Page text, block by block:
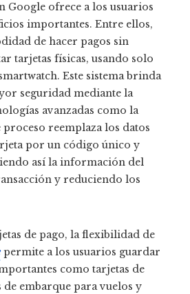
Google ofrece a los usuarios
importantes. Entre ellos,
de hacer pagos sin
tarjetas físicas, usando solo
Este sistema brinda
seguridad mediante la
avanzadas como la
proceso reemplaza los datos
por un código único y
así la información del
y reduciendo los
de pago, la flexibilidad de
permite a los usuarios guardar
como tarjetas de
de embarque para vuelos y